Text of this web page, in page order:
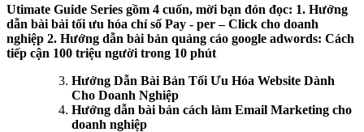
Utimate Guide Series gồm 4 cuốn, mời bạn đón đọc: 1. Hướng
dẫn bài bải tối ưu hóa chỉ số Pay - per – Click cho doanh
nghiệp 2. Hướng dẫn bài bản quảng cáo google adwords: Cách
tiếp cận 100 triệu người trong 10 phút
Hướng Dẫn Bài Bản Tối Ưu Hóa Website Dành
Cho Doanh Nghiệp
Hướng dẫn bài bản cách làm Email Marketing cho
doanh nghiệp